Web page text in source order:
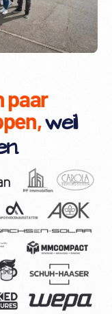
paar
weil